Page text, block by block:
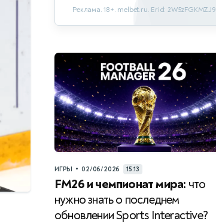
Реклама. 18+. melbet.ru. Erid: 2W5zFGKMZJ9
ИГРЫ • 02/06/2026 15:13
FM26 и чемпионат мира: что
нужно знать о последнем
обновлении Sports Interactive?